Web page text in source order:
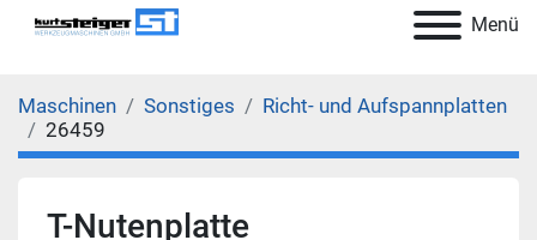
Menü
Maschinen Sonstiges
Richt- und Aufspannplatten
26459
T-Nutenplatte